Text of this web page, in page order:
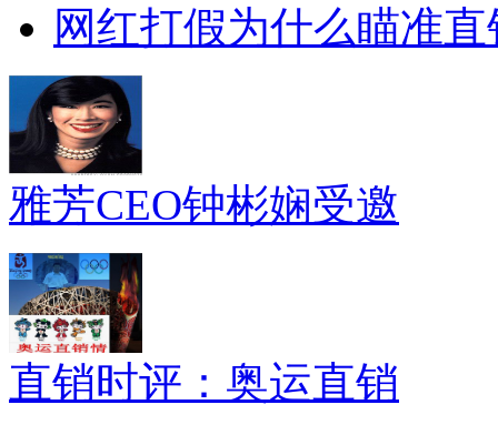
网红打假为什么瞄准
雅芳CEO钟彬娴受邀
直销时评：奥运直销